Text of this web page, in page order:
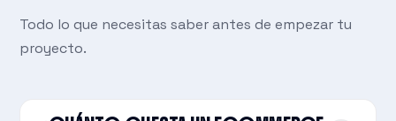
Todo lo que necesitas saber antes de empezar tu
proyecto.